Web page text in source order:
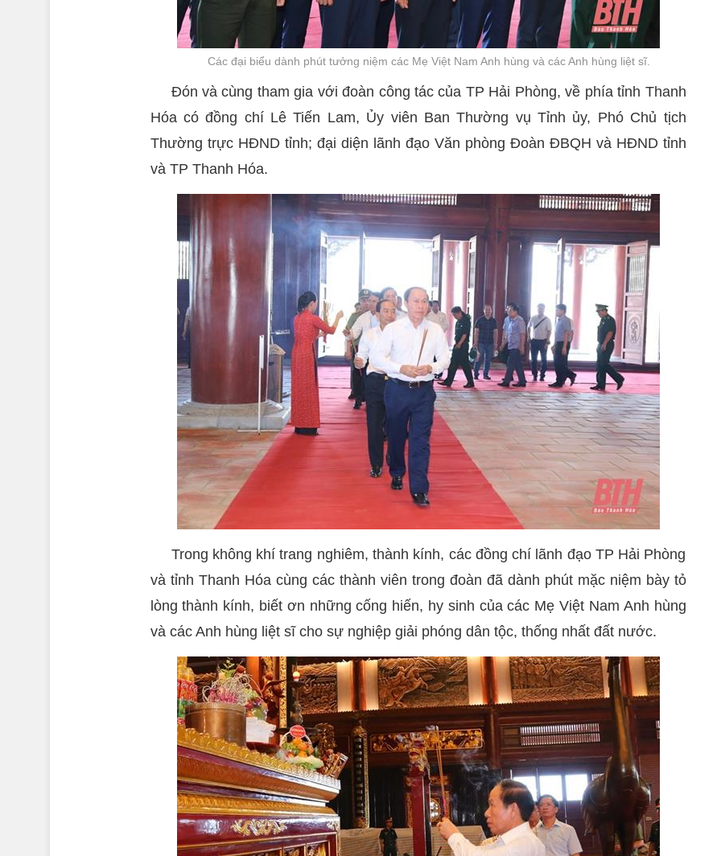
Các đại biểu dành phút tưởng niệm các Mẹ Việt Nam Anh hùng và các Anh hùng liệt sĩ.
Đón và cùng tham gia với đoàn công tác của TP Hải Phòng, về phía tỉnh Thanh
Hóa có đồng chí Lê Tiến Lam, Ủy viên Ban Thường vụ Tỉnh ủy, Phó Chủ tịch
Thường trực HĐND tỉnh; đại diện lãnh đạo Văn phòng Đoàn ĐBQH và HĐND tỉnh
và TP Thanh Hóa.
Trong không khí trang nghiêm, thành kính, các đồng chí lãnh đạo TP Hải Phòng
và tỉnh Thanh Hóa cùng các thành viên trong đoàn đã dành phút mặc niệm bày tỏ
lòng thành kính, biết ơn những cống hiến, hy sinh của các Mẹ Việt Nam Anh hùng
và các Anh hùng liệt sĩ cho sự nghiệp giải phóng dân tộc, thống nhất đất nước.